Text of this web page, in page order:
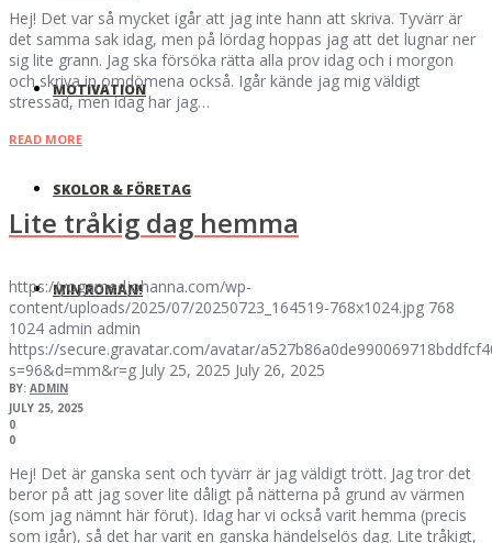
MOTIVATION
SKOLOR & FÖRETAG
MIN ROMAN!
Hej! Det var så mycket igår att jag inte hann att skriva. Tyvärr är
det samma sak idag, men på lördag hoppas jag att det lugnar ner
sig lite grann. Jag ska försöka rätta alla prov idag och i morgon
och skriva in omdömena också. Igår kände jag mig väldigt
stressad, men idag har jag…
READ MORE
Lite tråkig dag hemma
https://yogamedjohanna.com/wp-
content/uploads/2025/07/20250723_164519-768x1024.jpg 768
1024 admin admin
https://secure.gravatar.com/avatar/
s=96&d=mm&r=g July 25, 2025 July 26, 2025
BY: ADMIN
JULY 25, 2025
0
0
Hej! Det är ganska sent och tyvärr är jag väldigt trött. Jag tror det
beror på att jag sover lite dåligt på nätterna på grund av värmen
(som jag nämnt här förut). Idag har vi också varit hemma (precis
som igår), så det har varit en ganska händelselös dag. Lite tråkigt,